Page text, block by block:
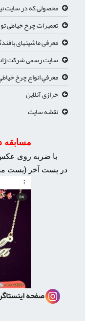
محصولی که در سایت
تعمیرات چرخ خیاطی
معرفی ماشینهای
سایت رسمی شرکت
معرفي انواع چرخ
خرازی آنلاین
نقشه سایت
مسابقه
با ضربه روی عکس
در پست آخر (پست
صفحه